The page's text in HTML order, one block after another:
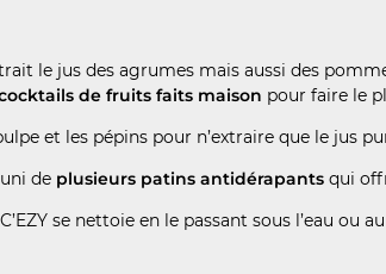
le jus des agrumes mais aussi des
de fruits faits maison pour faire le
et les pépins pour n’extraire que le jus
de plusieurs patins antidérapants qui
se nettoie en le passant sous l’eau ou